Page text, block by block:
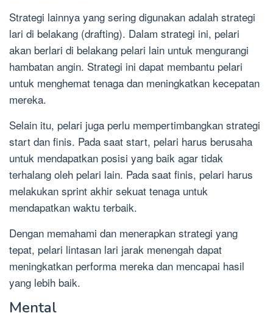
Strategi lainnya yang sering digunakan adalah strategi
lari di belakang (drafting). Dalam strategi ini, pelari
akan berlari di belakang pelari lain untuk mengurangi
hambatan angin. Strategi ini dapat membantu pelari
untuk menghemat tenaga dan meningkatkan kecepatan
mereka.
Selain itu, pelari juga perlu mempertimbangkan strategi
start dan finis. Pada saat start, pelari harus berusaha
untuk mendapatkan posisi yang baik agar tidak
terhalang oleh pelari lain. Pada saat finis, pelari harus
melakukan sprint akhir sekuat tenaga untuk
mendapatkan waktu terbaik.
Dengan memahami dan menerapkan strategi yang
tepat, pelari lintasan lari jarak menengah dapat
meningkatkan performa mereka dan mencapai hasil
yang lebih baik.
Mental